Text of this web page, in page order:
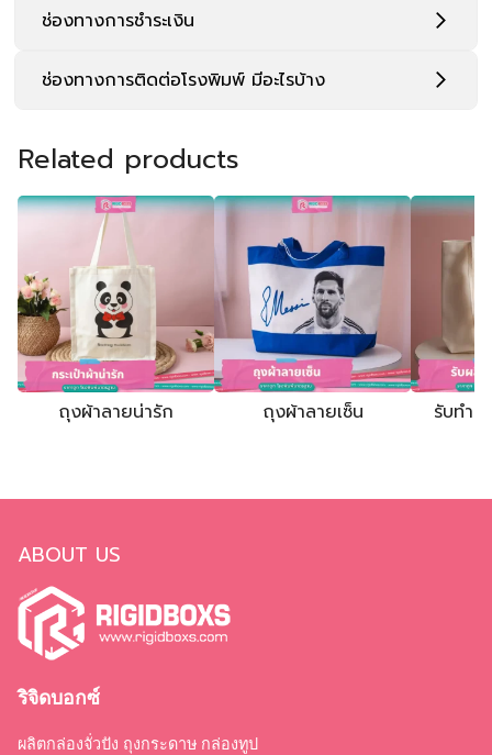
ช่องทางการชำระเงิน
ช่องทางการติดต่อโรงพิมพ์ มีอะไรบ้าง
092-335-5951
Rigidboxs โรงงานผลิตกล่องจั่วปัง ถุง
กระดาษ พิมพ์ครบวงจร
@Rigidboxs
Related products
ถุงผ้าลายน่ารัก ถุงผ้าลายเซ็น รับทำ
ABOUT US
ริจิดบอกซ์
ผลิตกล่องจั่วปัง ถุงกระดาษ กล่องทูป